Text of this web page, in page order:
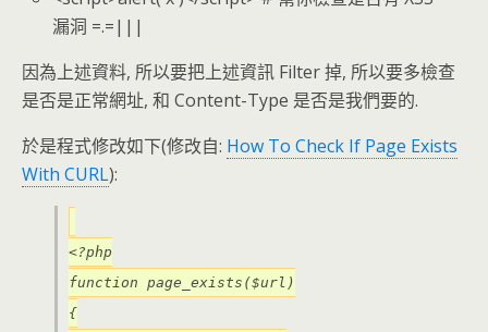
漏洞 =.=|||
因為上述資料, 所以要把上述資訊 Filter 掉, 所以要多檢查
是否是正常網址, 和 Content-Type 是否是我們要的.
於是程式修改如下(修改自: How To Check If Page Exists
With CURL):
<?php
function page_exists($url)
{